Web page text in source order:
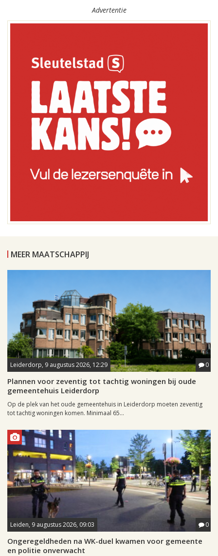
Advertentie
MEER MAATSCHAPPIJ
Leiderdorp, 9 augustus 2026, 12:29 0
Plannen voor zeventig tot tachtig woningen bij oude
gemeentehuis Leiderdorp
Op de plek van het oude gemeentehuis in Leiderdorp moeten zeventig
tot tachtig woningen komen. Minimaal 65...
Leiden, 9 augustus 2026, 09:03 0
Ongeregeldheden na WK-duel kwamen voor gemeente
en politie onverwacht